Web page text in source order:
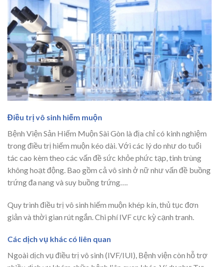
Điều trị vô sinh hiếm muộn
Bệnh Viện Sản Hiếm Muộn Sài Gòn là địa chỉ có kinh nghiệm
trong điều trị hiếm muộn kéo dài. Với các lý do như do tuổi
tác cao kèm theo các vấn đề sức khỏe phức tạp, tinh trùng
không hoạt động. Bao gồm cả vô sinh ở nữ như vấn đề buồng
trứng đa nang và suy buồng trứng….
Quy trình điều trị vô sinh hiếm muộn khép kín, thủ tục đơn
giản và thời gian rút ngắn. Chi phí IVF cực kỳ cạnh tranh.
Các dịch vụ khác có liên quan
Ngoài dịch vụ điều trị vô sinh (IVF/IUI), Bệnh viện còn hỗ trợ